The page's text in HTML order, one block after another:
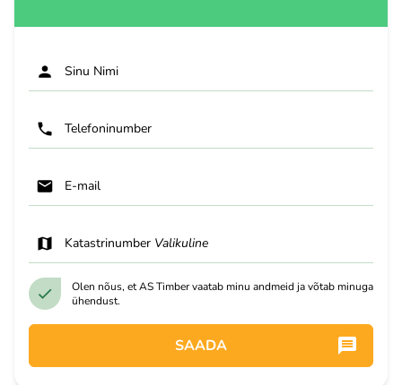
Sinu Nimi
Telefoninumber
E-mail
Katastrinumber Valikuline
Olen nõus, et AS Timber vaatab minu andmeid ja võtab minuga
ühendust.
SAADA